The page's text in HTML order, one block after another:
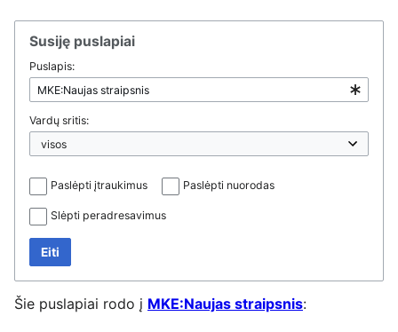
Susiję puslapiai
Puslapis:
Vardų sritis:
Paslėpti įtraukimus Paslėpti nuorodas
Slėpti peradresavimus
Eiti
Šie puslapiai rodo į MKE:Naujas straipsnis: